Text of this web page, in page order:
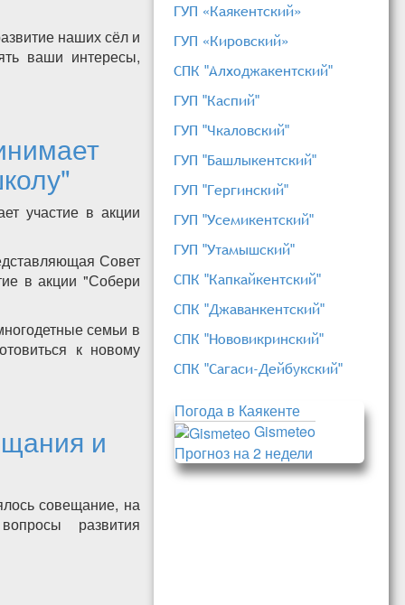
наших сёл и
ваши интересы,
участие в акции
Совет
в акции "Собери
семьи в
к новому
и
совещание, на
развития
ГУП «Каякентский»
ГУП «Кировский»
СПК "Алходжакентский"
ГУП "Каспий"
ГУП "Чкаловский"
ГУП "Башлыкентский"
ГУП "Гергинский"
ГУП "Усемикентский"
ГУП "Утамышский"
СПК "Капкайкентский"
СПК "Джаванкентский"
СПК "Нововикринский"
СПК "Сагаси-Дейбукский"
Погода в Каякенте
Gismeteo
Прогноз на 2 недели